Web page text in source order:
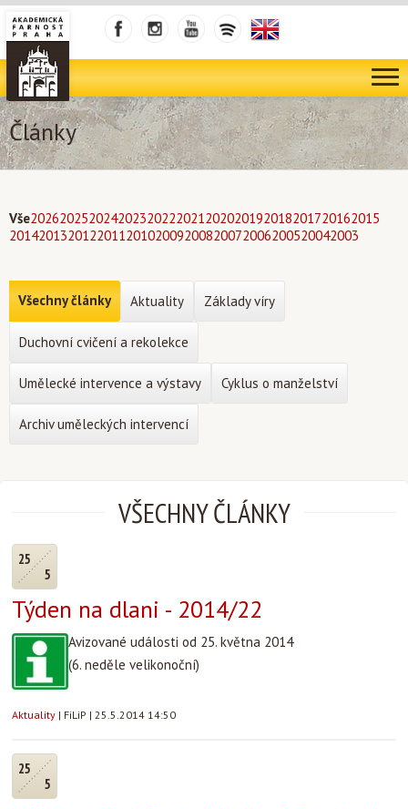
Články
Vše202620252024202320222021202020192018201720162015
201420132012201120102009200820072006200520042003
VŠECHNY ČLÁNKY
25
5
Týden na dlani - 2014/22
Avizované události od 25. května 2014
(6. neděle velikonoční)
Aktuality | FiLiP | 25.5.2014 14:50
25
5
Všechny články Aktuality Základy víry
Duchovní cvičení a rekolekce
Umělecké intervence a výstavy Cyklus o manželství
Archiv uměleckých intervencí